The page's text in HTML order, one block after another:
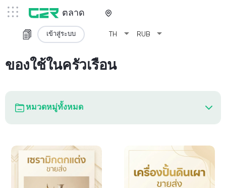
ตลาด
TH arrow_drop_down RUB arrow_drop_down
เข้าสู่ระบบ
ของใช้ในครัวเรือน
หมวดหมู่ทั้งหมด